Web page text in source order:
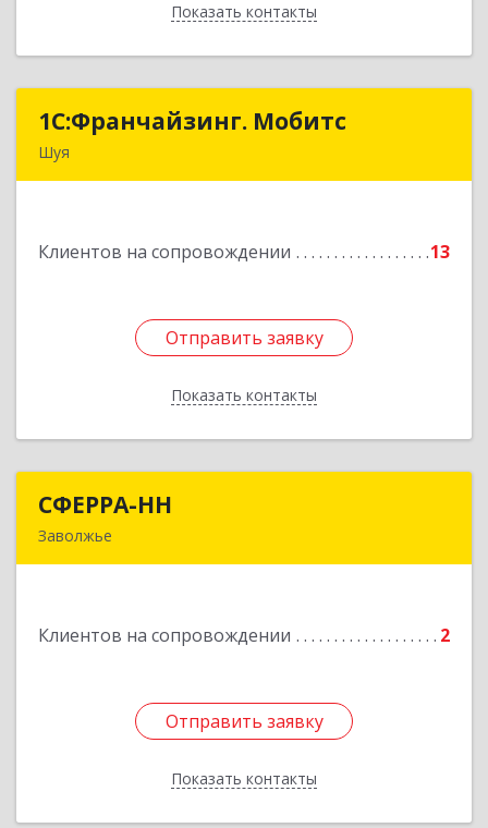
Показать контакты
Назад
1С:Франчайзинг. Мобитс
Шуя
Клиентов на сопровождении 13
Отправить заявку
Показать контакты
1С:Франчайзинг. Мобитс
Отправить заявку
Назад
СФЕРРА-НН
Заволжье
Клиентов на сопровождении 2
Отправить заявку
Показать контакты
Отправить заявку
Назад